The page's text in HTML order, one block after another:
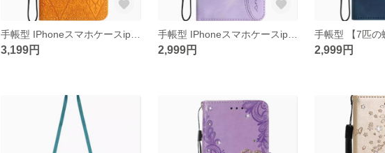
手帳型 IPhoneスマホケースiphone15/14/13/12/11promax
3,199円
手帳型 IPhoneスマホケースiphone15/14/13/12/11promax
2,999円 2,999円